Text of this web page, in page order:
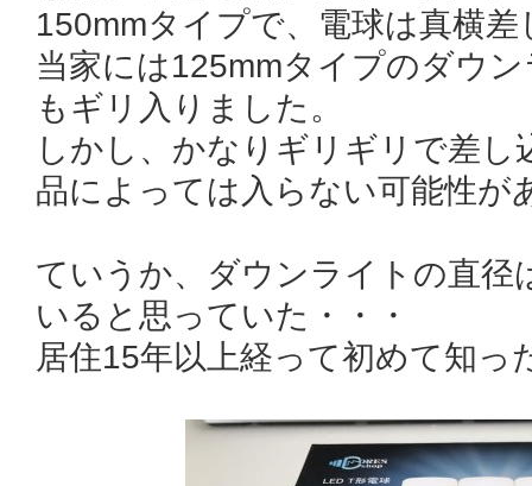
150mmタイプで、電球は真横差
当家には125mmタイプのダウ
もギリ入りました。
しかし、かなりギリギリで差
品によっては入らない可能性が
ていうか、ダウンライトの直径
いると思っていた・・・
居住15年以上経って初めて知っ